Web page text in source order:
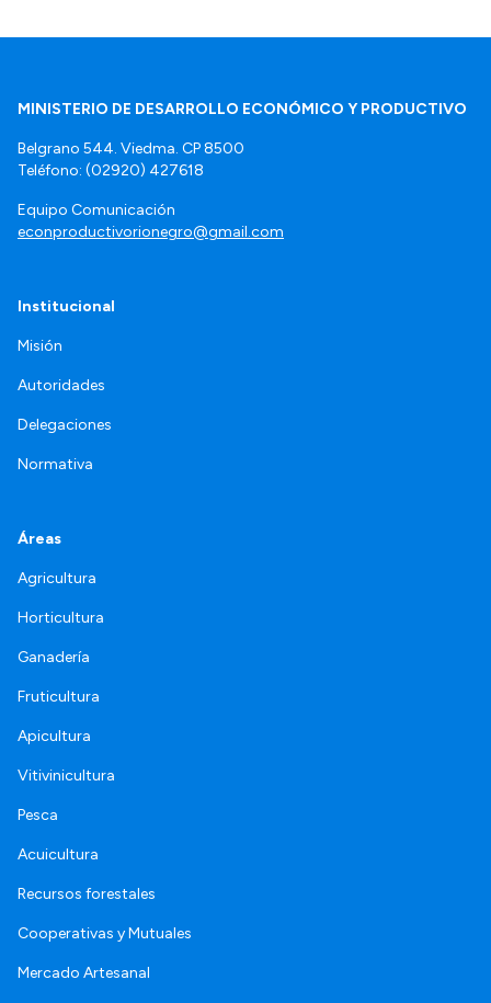
MINISTERIO DE DESARROLLO ECONÓMICO Y PRODUCTIVO
Belgrano 544. Viedma. CP 8500
Teléfono: (02920) 427618
Equipo Comunicación
econproductivorionegro@gmail.com
Institucional
Misión
Autoridades
Delegaciones
Normativa
Áreas
Agricultura
Horticultura
Ganadería
Fruticultura
Apicultura
Vitivinicultura
Pesca
Acuicultura
Recursos forestales
Cooperativas y Mutuales
Mercado Artesanal